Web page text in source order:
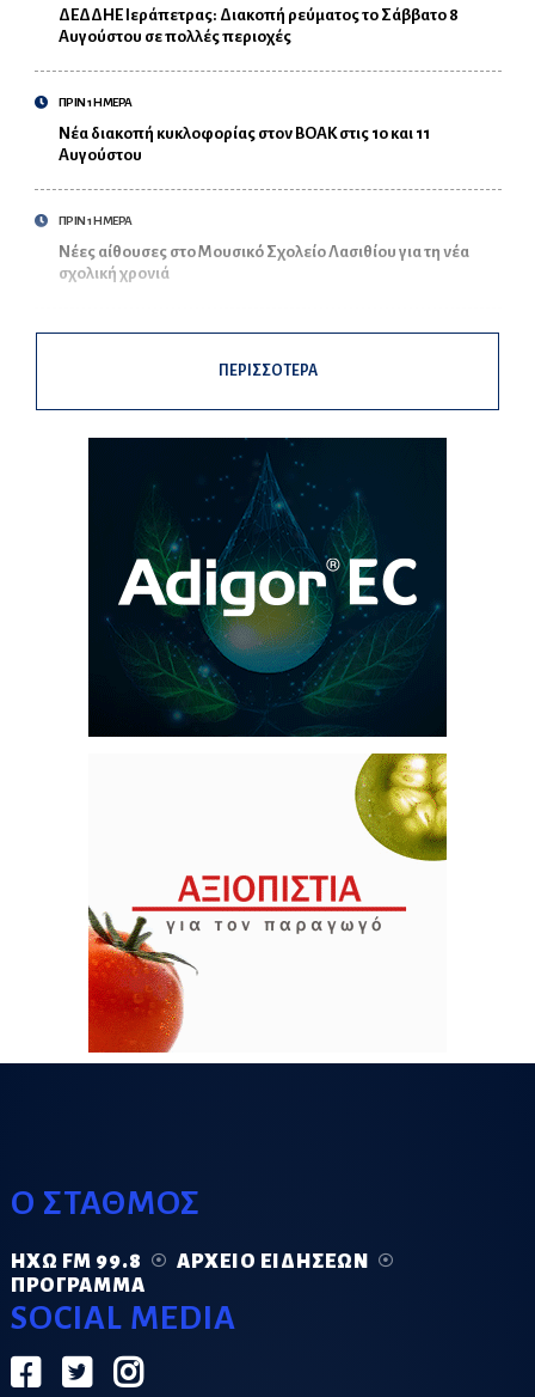
ΔΕΔΔΗΕ Ιεράπετρας: Διακοπή ρεύματος το Σάββατο 8
Αυγούστου σε πολλές περιοχές
ΠΡΙΝ 1 ΗΜΕΡΑ
Νέα διακοπή κυκλοφορίας στον ΒΟΑΚ στις 10 και 11
Αυγούστου
ΠΡΙΝ 1 ΗΜΕΡΑ
Νέες αίθουσες στο Μουσικό Σχολείο Λασιθίου για τη νέα
σχολική χρονιά
ΠΕΡΙΣΣΟΤΕΡΑ
Ο ΣΤΑΘΜΟΣ
ΗΧΏ FM 99.8
ΑΡΧΕΊΟ ΕΙΔΉΣΕΩΝ
ΠΡΌΓΡΑΜΜΑ
SOCIAL MEDIA